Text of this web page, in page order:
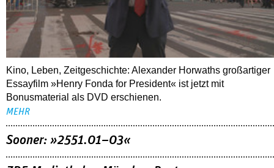
Kino, Leben, Zeitgeschichte: Alexander Horwaths großartiger
Essayfilm »Henry Fonda for President« ist jetzt mit
Bonusmaterial als DVD erschienen.
MEHR
Sooner: »2551.01–03«